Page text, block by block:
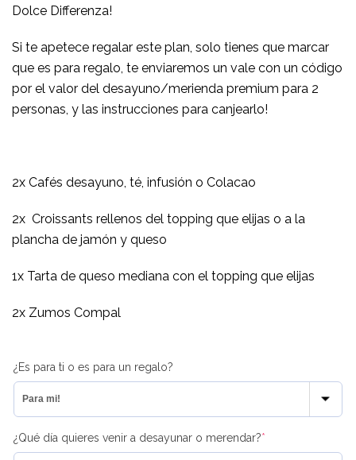
Dolce Differenza!
Si te apetece regalar este plan, solo tienes que marcar
que es para regalo, te enviaremos un vale con un código
por el valor del desayuno/merienda premium para 2
personas, y las instrucciones para canjearlo!
2x Cafés desayuno, té, infusión o Colacao
2x Croissants rellenos del topping que elijas o a la
plancha de jamón y queso
1x Tarta de queso mediana con el topping que elijas
2x Zumos Compal
¿Es para ti o es para un regalo?
¿Qué día quieres venir a desayunar o merendar?*